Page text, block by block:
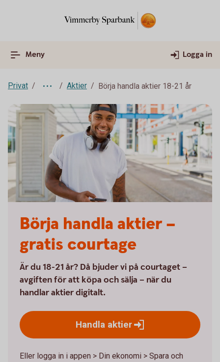
Meny Logga in
Privat Aktier Börja handla aktier 18-21 år
Börja handla aktier –
gratis courtage
Är du 18-21 år? Då bjuder vi på courtaget –
avgiften för att köpa och sälja – när du
handlar aktier digitalt.
Handla aktier
Eller logga in i appen > Din ekonomi > Spara och